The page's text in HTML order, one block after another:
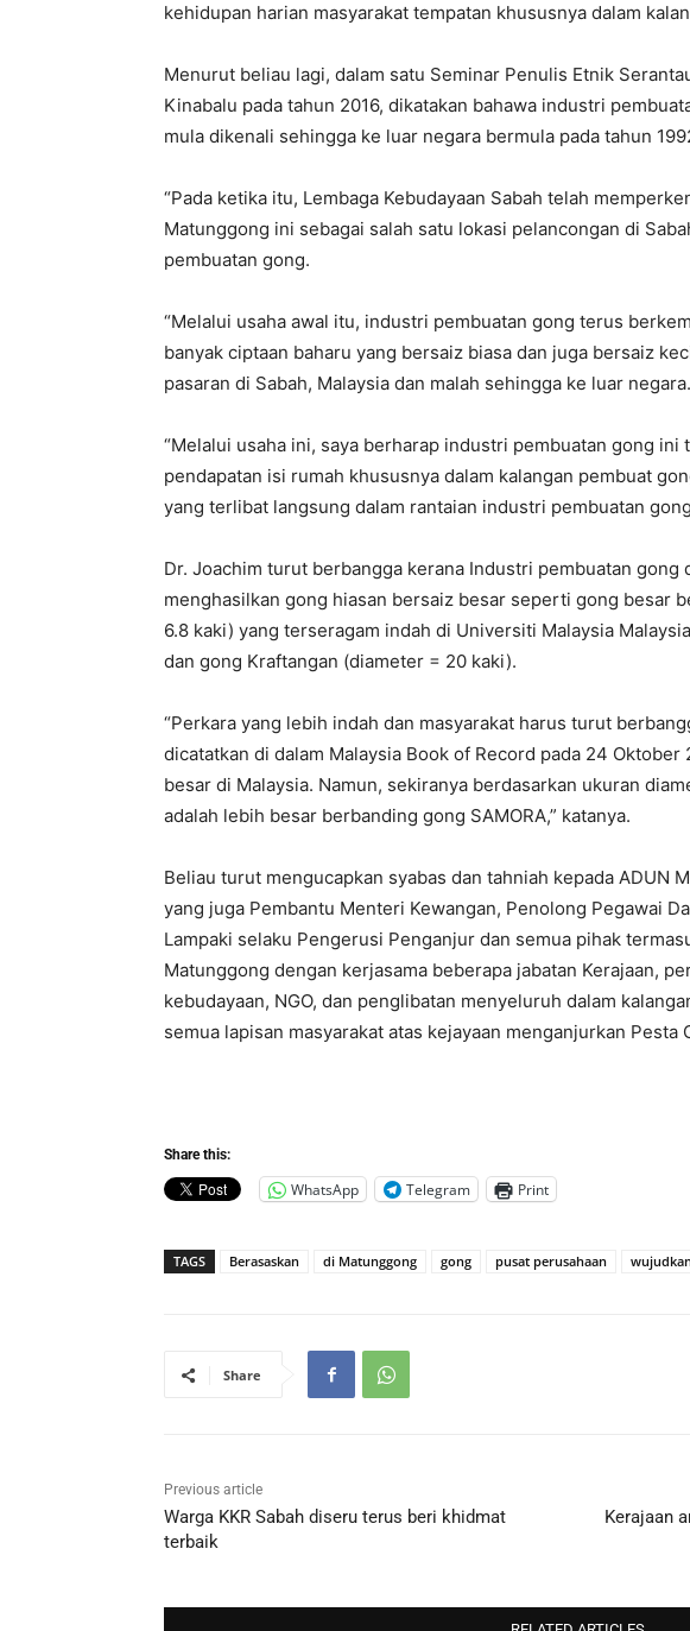
kehidupan harian masyarakat tempatan khususnya dalam
Menurut beliau lagi, dalam satu Seminar Penulis Etnik
Kinabalu pada tahun 2016, dikatakan bahawa industri
mula dikenali sehingga ke luar negara bermula pada tahun
“Pada ketika itu, Lembaga Kebudayaan Sabah telah
Matunggong ini sebagai salah satu lokasi pelancongan di
pembuatan gong.
“Melalui usaha awal itu, industri pembuatan gong terus
banyak ciptaan baharu yang bersaiz biasa dan juga bersaiz
pasaran di Sabah, Malaysia dan malah sehingga ke luar negara.
“Melalui usaha ini, saya berharap industri pembuatan gong
pendapatan isi rumah khususnya dalam kalangan pembuat
yang terlibat langsung dalam rantaian industri pembuatan
Dr. Joachim turut berbangga kerana Industri pembuatan gong
menghasilkan gong hiasan bersaiz besar seperti gong besar
6.8 kaki) yang terseragam indah di Universiti Malaysia
dan gong Kraftangan (diameter = 20 kaki).
“Perkara yang lebih indah dan masyarakat harus turut
dicatatkan di dalam Malaysia Book of Record pada 24
besar di Malaysia. Namun, sekiranya berdasarkan ukuran
adalah lebih besar berbanding gong SAMORA,” katanya.
Beliau turut mengucapkan syabas dan tahniah kepada ADUN
yang juga Pembantu Menteri Kewangan, Penolong Pegawai
Lampaki selaku Pengerusi Penganjur dan semua pihak
Matunggong dengan kerjasama beberapa jabatan Kerajaan,
kebudayaan, NGO, dan penglibatan menyeluruh dalam
semua lapisan masyarakat atas kejayaan menganjurkan Pesta
Share this:
WhatsApp Telegram Print
TAGS Berasaskan di Matunggong gong pusat perusahaan
Share
Previous article
Warga KKR Sabah diseru terus beri khidmat
terbaik
Kerajaan